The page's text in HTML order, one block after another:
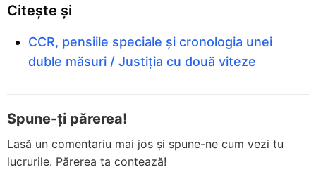
Citește și
CCR, pensiile speciale și cronologia unei
duble măsuri / Justiția cu două viteze
Spune-ți părerea!
Lasă un comentariu mai jos și spune-ne cum vezi tu
lucrurile. Părerea ta contează!